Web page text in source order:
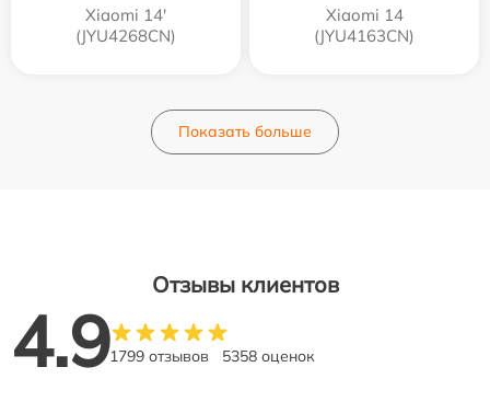
Xiaomi 14'
(JYU4268CN)
Xiaomi 14
(JYU4163CN)
Показать больше
Отзывы клиентов
4.91799 отзывов 5358 оценок